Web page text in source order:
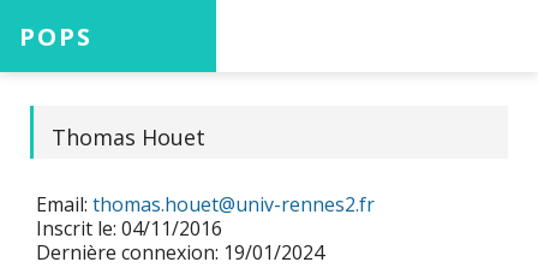
POPS
Accueil
Projets
Thomas Houet
Email: thomas.houet@univ-rennes2.fr
Inscrit le: 04/11/2016
Dernière connexion: 19/01/2024